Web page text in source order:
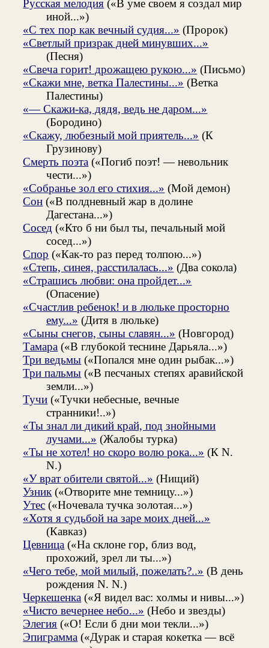
Русская мелодия («В уме своем я создал мир
иной...»)
«С тех пор как вечный судия...» (Пророк)
«Светлый призрак дней минувших...»
(Песня)
«Свеча горит! дрожащею рукою...» (Письмо)
«Скажи мне, ветка Палестины...» (Ветка
Палестины)
«— Скажи-ка, дядя, ведь не даром...»
(Бородино)
«Скажу, любезный мой приятель...» (К
Грузинову)
Смерть поэта («Погиб поэт! — невольник
чести...»)
«Собранье зол его стихия...» (Мой демон)
Сон («В полдневный жар в долине
Дагестана...»)
Сосед («Кто б ни был ты, печальный мой
сосед...»)
Спор («Как-то раз перед толпою...»)
«Степь, синея, расстилалась...» (Два сокола)
«Страшись любви: она пройдет...»
(Опасение)
«Счастлив ребенок! и в люльке просторно
ему...» (Дитя в люльке)
«Сыны снегов, сыны славян...» (Новгород)
Тамара («В глубокой теснине Дарьяла...»)
Три ведьмы («Попался мне один рыбак...»)
Три пальмы («В песчаных степях аравийской
земли...»)
Тучи («Тучки небесные, вечные
странники!..»)
«Ты знал ли дикий край, под знойными
лучами...» (Жалобы турка)
«Ты не хотел! но скоро волю рока...» (К N.
N.)
«У врат обители святой...» (Нищий)
Узник («Отворите мне темницу...»)
Утес («Ночевала тучка золотая...»)
«Хотя я судьбой на заре моих дней...»
(Кавказ)
Цевница («На склоне гор, близ вод,
прохожий, зрел ли ты...»)
«Чего тебе, мой милый, пожелать?..» (В день
рождения N. N.)
Черкешенка («Я видел вас: холмы и нивы...»)
«Чисто вечернее небо...» (Небо и звезды)
Элегия («О! Если б дни мои текли...»)
Эпиграмма («Дурак и старая кокетка — всё